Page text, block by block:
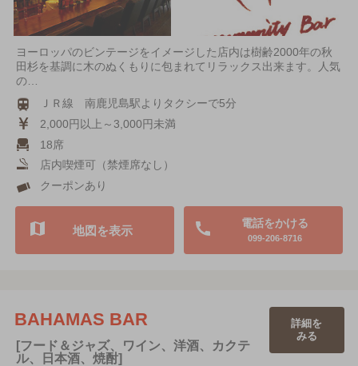
ヨーロッパのビンテージをイメージした店内は樹齢2000年の秋
田杉を基調に木のぬくもりに包まれてリラックス出来ます。人気
の…
ＪＲ線 南鹿児島駅よりタクシーで5分
2,000円以上～3,000円未満
18席
店内喫煙可（禁煙席なし）
クーポンあり
電話をかける
099-206-8716
地図を表示
BAHAMAS BAR
[フード＆ジャズ、ワイン、洋酒、カクテ
ル、日本酒、焼酎]
詳細を
みる